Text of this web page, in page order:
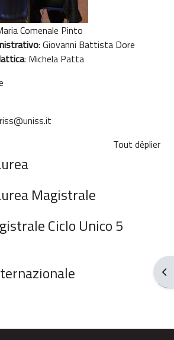
Comenale Pinto
: Giovanni Battista Dore
: Michela Patta
Tout déplier
Magistrale
Ciclo Unico 5